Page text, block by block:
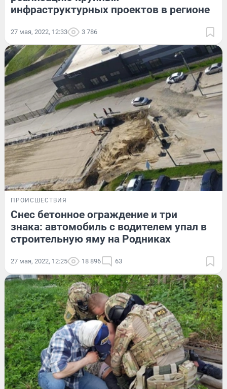
инфраструктурных проектов в регионе
27 мая, 2022, 12:33 3 786
ПРОИСШЕСТВИЯ
Снес бетонное ограждение и три
знака: автомобиль с водителем упал в
строительную яму на Родниках
27 мая, 2022, 12:25 18 896 63